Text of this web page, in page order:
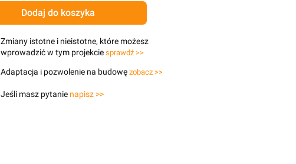
Dodaj do koszyka
Zmiany istotne i nieistotne, które możesz
wprowadzić w tym projekcie sprawdź >>
Adaptacja i pozwolenie na budowę zobacz >>
Jeśli masz pytanie napisz >>